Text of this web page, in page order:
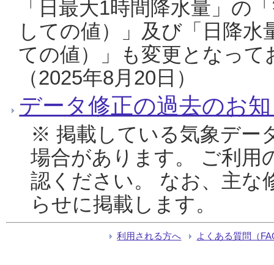
「日最大1時間降水量」の
しての値）」及び「日降
ての値）」も変更となっ
（2025年8月20日）
データ修正の過去のお
※ 掲載している気象デー
場合があります。 ご利用
認ください。 なお、主な
らせに掲載します。
利用される方へ よくある質問（